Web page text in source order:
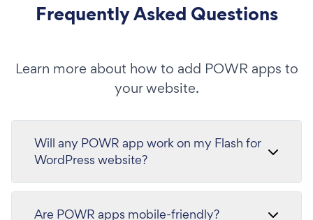
Frequently Asked Questions
Learn more about how to add POWR apps to
your website.
Will any POWR app work on my Flash for
WordPress website?
Are POWR apps mobile-friendly?